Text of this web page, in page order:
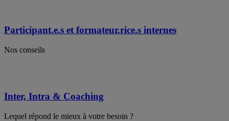
Participant.e.s et formateur.rice.s internes
Nos conseils
Inter, Intra & Coaching
Lequel répond le mieux à votre besoin ?